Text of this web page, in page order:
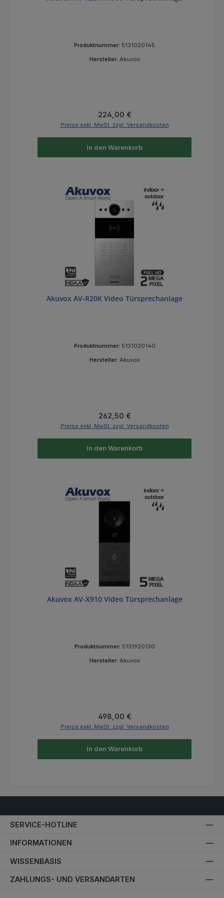
Produktnummer: 5131020145
Hersteller: Akuvox
Regulärer Preis:
224,00 €
Preise exkl. MwSt. zzgl. Versandkosten
In den Warenkorb
Akuvox AV-R20K Video Türsprechanlage
Produktnummer: 5131020140
Hersteller: Akuvox
Regulärer Preis:
262,50 €
Preise exkl. MwSt. zzgl. Versandkosten
In den Warenkorb
Akuvox AV-X910 Video Türsprechanlage
Produktnummer: 5131920130
Hersteller: Akuvox
Regulärer Preis:
498,00 €
Preise exkl. MwSt. zzgl. Versandkosten
In den Warenkorb
SERVICE-HOTLINE
INFORMATIONEN
WISSENBASIS
ZAHLUNGS- UND VERSANDARTEN